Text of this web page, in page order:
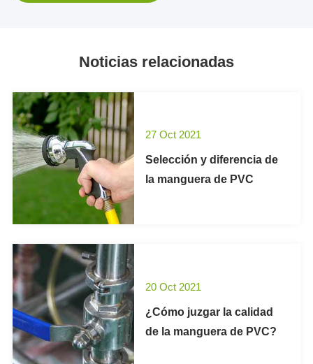
Noticias relacionadas
27 Oct 2021
Selección y diferencia de
la manguera de PVC
20 Oct 2021
¿Cómo juzgar la calidad
de la manguera de PVC?